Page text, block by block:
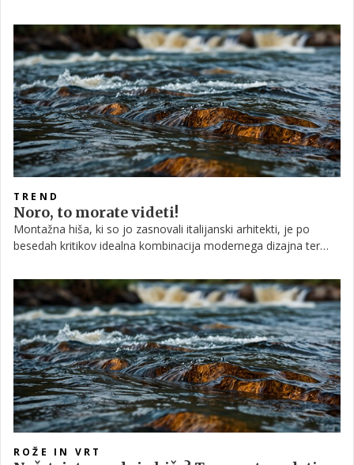
zgolj s pomočjo izvijača. Če ste vsaj malce spretni, seveda!
TREND
Noro, to morate videti!
Montažna hiša, ki so jo zasnovali italijanski arhitekti, je po
besedah kritikov idealna kombinacija modernega dizajna ter
materiali, sistem za shranjevanje deževnice, minimalizem ter
dobra toplotna izolacija. Je kot naročena za postavitev nekje
sredi zelenja ali ob morju, kjer se lahko kar celo leto počutite
kot na dopustu.
ROŽE IN VRT